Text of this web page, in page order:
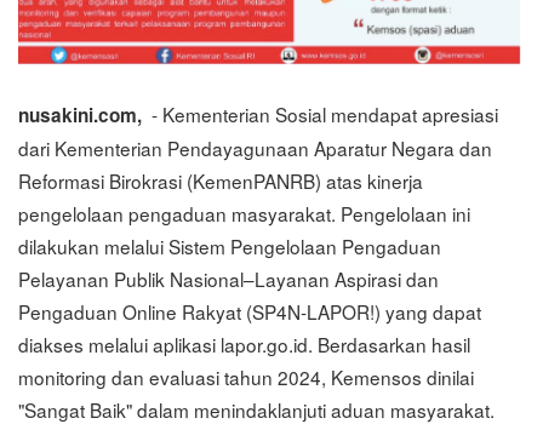
nusakini.com, - Kementerian Sosial mendapat apresiasi
dari Kementerian Pendayagunaan Aparatur Negara dan
Reformasi Birokrasi (KemenPANRB) atas kinerja
pengelolaan pengaduan masyarakat. Pengelolaan ini
dilakukan melalui Sistem Pengelolaan Pengaduan
Pelayanan Publik Nasional–Layanan Aspirasi dan
Pengaduan Online Rakyat (SP4N-LAPOR!) yang dapat
diakses melalui aplikasi lapor.go.id. Berdasarkan hasil
monitoring dan evaluasi tahun 2024, Kemensos dinilai
"Sangat Baik" dalam menindaklanjuti aduan masyarakat.